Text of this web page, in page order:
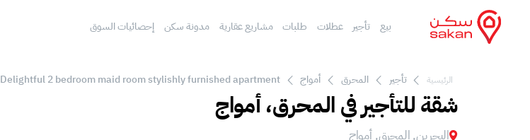
بيع تأجير عطلات طلبات مشاريع عقارية مدونة سكن إحصائيات السوق
الرئيسية تأجير المحرق أمواج Delightful 2 bedroom maid room stylishly furnished apartment
شقة للتأجير في المحرق، أمواج
البحرين, المحرق, أمواج